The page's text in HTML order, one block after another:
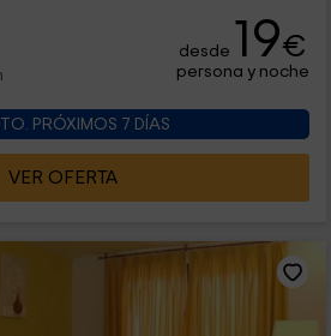
desde 19€
persona y noche
PRÓXIMOS 7 DÍAS
VER OFERTA